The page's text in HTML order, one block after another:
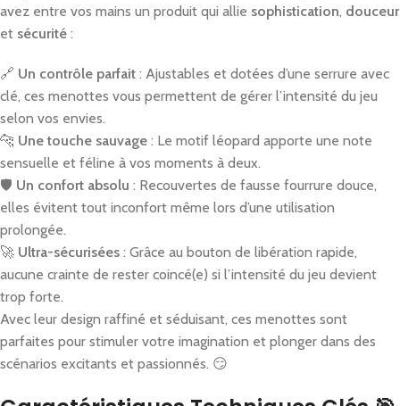
avez entre vos mains un produit qui allie sophistication, douceur
et sécurité :
🔗 Un contrôle parfait : Ajustables et dotées d’une serrure avec
clé, ces menottes vous permettent de gérer l’intensité du jeu
selon vos envies.
🐆 Une touche sauvage : Le motif léopard apporte une note
sensuelle et féline à vos moments à deux.
🛡️ Un confort absolu : Recouvertes de fausse fourrure douce,
elles évitent tout inconfort même lors d’une utilisation
prolongée.
🚀 Ultra-sécurisées : Grâce au bouton de libération rapide,
aucune crainte de rester coincé(e) si l’intensité du jeu devient
trop forte.
Avec leur design raffiné et séduisant, ces menottes sont
parfaites pour stimuler votre imagination et plonger dans des
scénarios excitants et passionnés. 😏